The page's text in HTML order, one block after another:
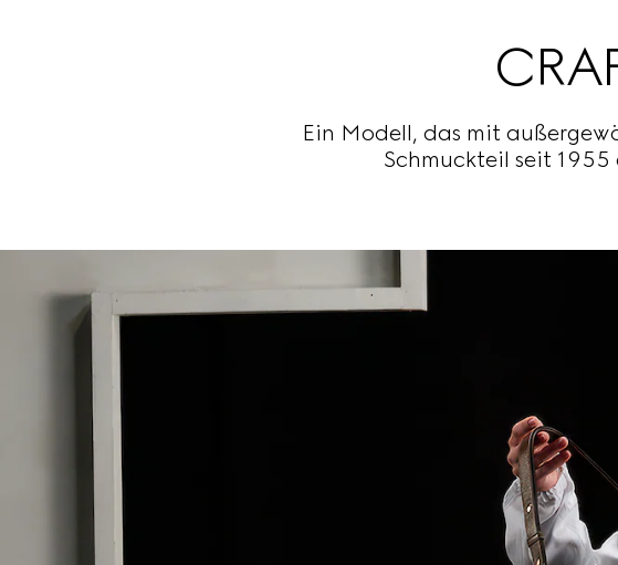
Ein Modell, das mit
Schmuckteil seit